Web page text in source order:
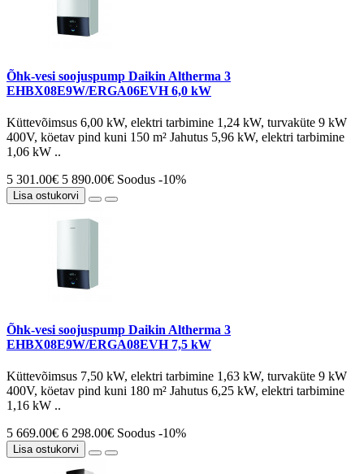
Õhk-vesi soojuspump Daikin Altherma 3
EHBX08E9W/ERGA06EVH 6,0 kW
Küttevõimsus 6,00 kW, elektri tarbimine 1,24 kW, turvaküte 9 kW
400V, köetav pind kuni 150 m² Jahutus 5,96 kW, elektri tarbimine
1,06 kW ..
5 301.00€ 5 890.00€ Soodus -10%
Lisa ostukorvi
Õhk-vesi soojuspump Daikin Altherma 3
EHBX08E9W/ERGA08EVH 7,5 kW
Küttevõimsus 7,50 kW, elektri tarbimine 1,63 kW, turvaküte 9 kW
400V, köetav pind kuni 180 m² Jahutus 6,25 kW, elektri tarbimine
1,16 kW ..
5 669.00€ 6 298.00€ Soodus -10%
Lisa ostukorvi